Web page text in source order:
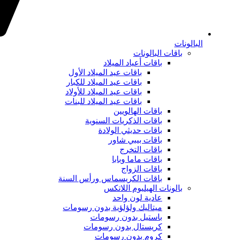
البالونات
باقات البالونات
باقات أعياد الميلاد
باقات عيد الميلاد الأول
باقات عيد الميلاد للكبار
باقات عيد الميلاد للأولاد
باقات عيد الميلاد للبنات
باقات الهالويين
باقات الذكريات السنوية
باقات حديثي الولادة
باقات بيبي شاور
باقات التخرج
باقات ماما وبابا
باقات الزواج
باقات الكريسماس ورأس السنة
بالونات الهيليوم اللاتكس
عادية لون واحد
ميتاليك ولؤلؤية بدون رسومات
باستيل بدون رسومات
كريستال بدون رسومات
كروم بدون رسومات